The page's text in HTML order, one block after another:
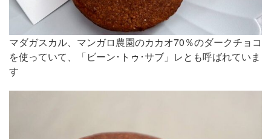
マダガスカル、マンガロ農園のカカオ70％のダークチョコ
を使っていて、「ビーン･トゥ･サブ」レとも呼ばれていま
す